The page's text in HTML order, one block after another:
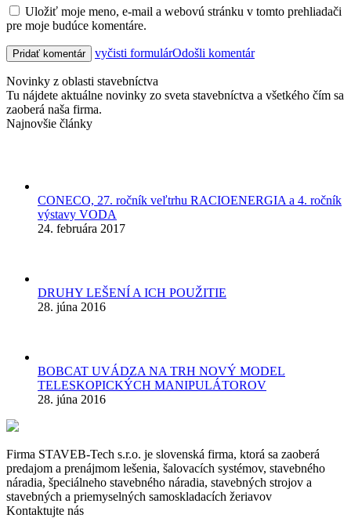
Uložiť moje meno, e-mail a webovú stránku v tomto prehliadači
pre moje budúce komentáre.
vyčisti formulárOdošli komentár
Novinky z oblasti stavebníctva
Tu nájdete aktuálne novinky zo sveta stavebníctva a všetkého čím sa
zaoberá naša firma.
Najnovšie články
CONECO, 27. ročník veľtrhu RACIOENERGIA a 4. ročník
výstavy VODA
24. februára 2017
DRUHY LEŠENÍ A ICH POUŽITIE
28. júna 2016
BOBCAT UVÁDZA NA TRH NOVÝ MODEL
TELESKOPICKÝCH MANIPULÁTOROV
28. júna 2016
Firma STAVEB-Tech s.r.o. je slovenská firma, ktorá sa zaoberá
predajom a prenájmom lešenia, šalovacích systémov, stavebného
náradia, špeciálneho stavebného náradia, stavebných strojov a
stavebných a priemyselných samoskladacích žeriavov
Kontaktujte nás